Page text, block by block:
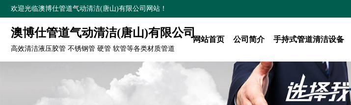
欢迎光临澳博仕管道气动清洁(唐山)有限公司网站！
澳博仕管道气动清洁(唐山)有限公司
高效清洁液压胶管 不锈钢管 硬管 软管等各类材质管道
网站首页 公司简介 手持式管道清洁设备